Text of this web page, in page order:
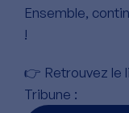
Ensemble,
!
👉 Retrouvez le
Tribune :